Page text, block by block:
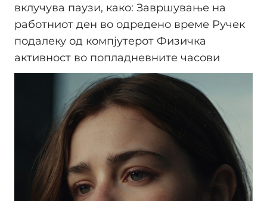
вклучува паузи, како: Завршување на
работниот ден во одредено време Ручек
подалеку од компјутерот Физичка
активност во попладневните часови